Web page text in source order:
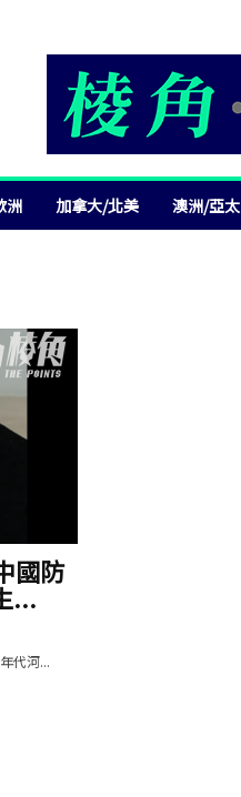
洲 加拿大/北美 澳洲/亞太
國防
...
代河...